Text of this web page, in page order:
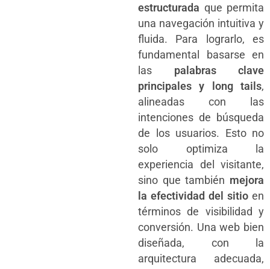
estructurada que permita
una navegación intuitiva y
fluida. Para lograrlo, es
fundamental basarse en
las palabras clave
principales y long tails,
alineadas con las
intenciones de búsqueda
de los usuarios. Esto no
solo optimiza la
experiencia del visitante,
sino que también mejora
la efectividad del sitio en
términos de visibilidad y
conversión. Una web bien
diseñada, con la
arquitectura adecuada,